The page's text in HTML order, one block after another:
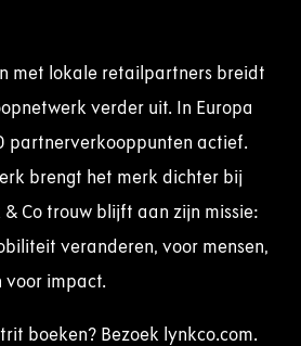
met lokale retailpartners breidt
verder uit. In Europa
partnerverkooppunten actief.
brengt het merk dichter bij
Co trouw blijft aan zijn missie:
veranderen, voor mensen,
voor impact.
boeken? Bezoek lynkco.com.